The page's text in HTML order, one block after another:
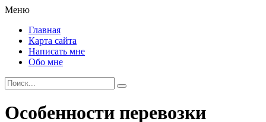
Меню
Главная
Карта сайта
Написать мне
Обо мне
Особенности перевозки